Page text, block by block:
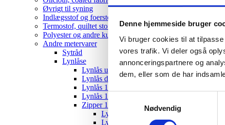
Denne hjemmeside bruger
Vi bruger cookies til at
vores trafik. Vi deler også
annonceringspartnere og
dem, eller som de har
Nødvendig
Øvrigt til syning
Indlægsstof og foerstof
Termostof, quiltet stof
Polyester og andre kunststoffer
Andre metervarer
Sytråd
Lynlåse
Lynlås usynlig
Lynlås delbar
Lynlås 12 cm
Lynlås 15 cm
Zipper 10-19 cm
Lynlås med ring - 18 cm
Lynlås nylon 18 cm